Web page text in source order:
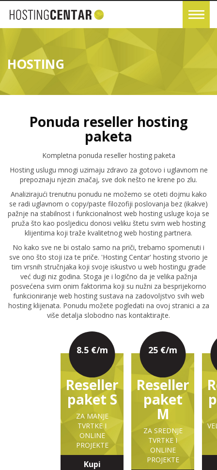
HOSTING
Ponuda reseller hosting
paketa
Kompletna ponuda reseller hosting paketa
Hosting uslugu mnogi uzimaju zdravo za gotovo i uglavnom ne
prepoznaju njezin značaj, sve dok nešto ne krene po zlu.
Analizirajući trenutnu ponudu ne možemo se oteti dojmu kako
se radi uglavnom o copy/paste filozofiji poslovanja bez (ikakve)
pažnje na stabilnost i funkcionalnost web hosting usluge koja se
pruža što kao posljedicu donosi veliku štetu svim web hosting
klijentima koji traže kvalitetnog web hosting partnera.
No kako sve ne bi ostalo samo na priči, trebamo spomenuti i
sve ono što stoji iza te priče. 'Hosting Centar' hosting stvorio je
tim vrsnih stručnjaka koji svoje iskustvo u web hostingu grade
već dugi niz godina. Stoga je i logično da je velika pažnja
posvećena svim onim faktorima koji su nužni za besprijekorno
funkcioniranje web hosting sustava na zadovoljstvo svih web
hosting klijenata. Ponudu možete pogledati na ovoj stranici a za
više detalja slobodno nas kontaktirajte.
8.5 €/m
Reseller
paket S
ZA MANJE
TVRTKE I
ONLINE
PROJEKTE
Kupi
25 €/m
Reseller
paket
M
ZA SREDNJE
TVRTKE I
ONLINE
PROJEKTE